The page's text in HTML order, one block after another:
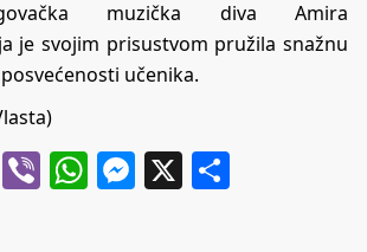
muzička diva Amira
je svojim prisustvom pružila snažnu
učenika.
LinkedIn
ViberWhatsApp
Messenger
X